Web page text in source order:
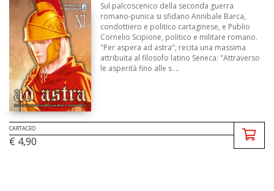
Sul palcoscenico della seconda guerra
romano-punica si sfidano Annibale Barca,
condottiero e politico cartaginese, e Publio
Cornelio Scipione, politico e militare romano.
"Per aspera ad astra", recita una massima
attribuita al filosofo latino Seneca: "Attraverso
le asperità fino alle s ...
CARTACEO
€ 4,90